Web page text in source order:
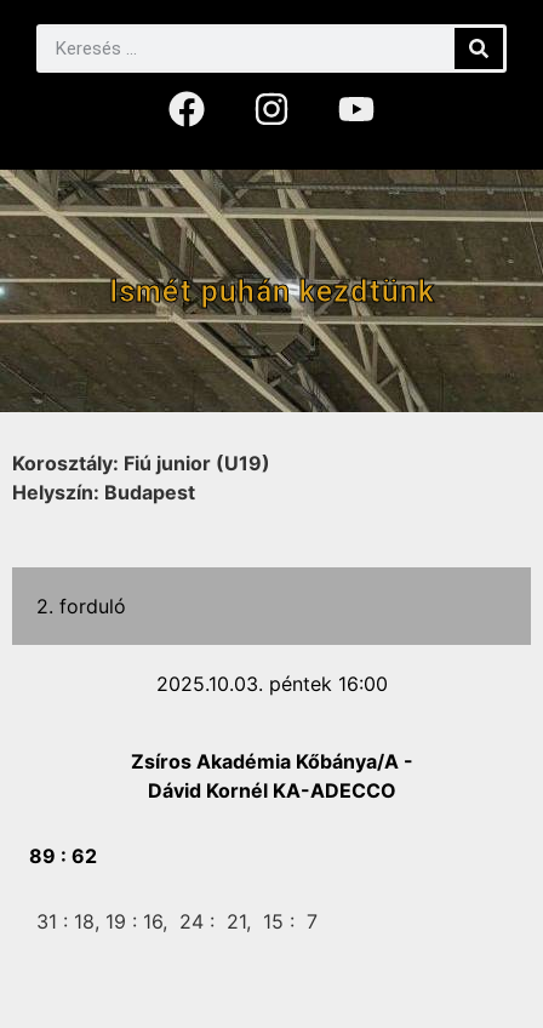
Ismét puhán kezdtünk
Korosztály: Fiú junior (U19)
Helyszín: Budapest
2. forduló
2025.10.03. péntek 16:00
Zsíros Akadémia Kőbánya/A -
Dávid Kornél KA-ADECCO
89 : 62
31 : 18, 19 : 16, 24 : 21, 15 : 7